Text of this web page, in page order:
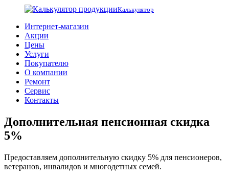
Калькулятор
Интернет-магазин
Акции
Цены
Услуги
Покупателю
О компании
Ремонт
Сервис
Контакты
Дополнительная пенсионная скидка
5%
Предоставляем дополнительную скидку 5% для пенсионеров,
ветеранов, инвалидов и многодетных семей.